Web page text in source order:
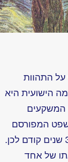
על התהוות
הישועית היא
המשקעים
המפורסם
שערכה לגליליאו, אשר התקיים באותו מקום עצמו 348 שנים קודם לכן.
של אחד